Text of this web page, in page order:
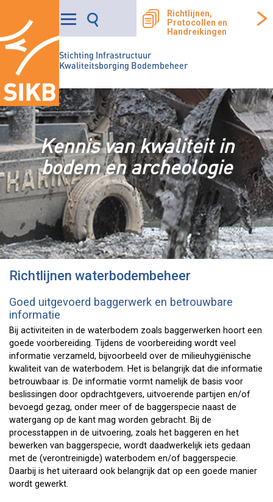
Stichting Infrastructuur
Kwaliteitsborging Bodembeheer
Richtlijnen,
Protocollen en
Handreikingen
Kennis van kwaliteit in
bodem en archeologie
Richtlijnen waterbodembeheer
Goed uitgevoerd baggerwerk en betrouwbare
informatie
Bij activiteiten in de waterbodem zoals baggerwerken hoort een
goede voorbereiding. Tijdens de voorbereiding wordt veel
informatie verzameld, bijvoorbeeld over de milieuhygiënische
kwaliteit van de waterbodem. Het is belangrijk dat die informatie
betrouwbaar is. De informatie vormt namelijk de basis voor
beslissingen door opdrachtgevers, uitvoerende partijen en/of
bevoegd gezag, onder meer of de baggerspecie naast de
watergang op de kant mag worden gebracht. Bij de
processtappen in de uitvoering, zoals het baggeren en het
bewerken van baggerspecie, wordt daadwerkelijk iets gedaan
met de (verontreinigde) waterbodem en/of baggerspecie.
Daarbij is het uiteraard ook belangrijk dat op een goede manier
wordt gewerkt.